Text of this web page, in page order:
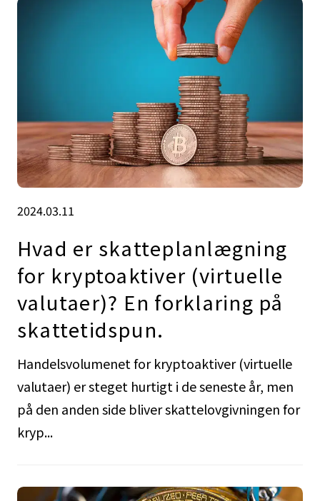
2024.03.11
Hvad er skatteplanlægning
for kryptoaktiver (virtuelle
valutaer)? En forklaring på
skattetidspun.
Handelsvolumenet for kryptoaktiver (virtuelle
valutaer) er steget hurtigt i de seneste år, men
på den anden side bliver skattelovgivningen for
kryp...